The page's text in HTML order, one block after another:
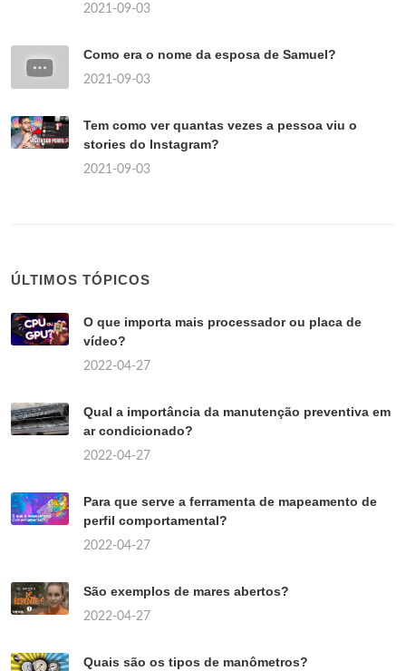
2021-09-03
Como era o nome da esposa de Samuel?
2021-09-03
Tem como ver quantas vezes a pessoa viu o
stories do Instagram?
2021-09-03
ÚLTIMOS TÓPICOS
O que importa mais processador ou placa de
vídeo?
2022-04-27
Qual a importância da manutenção preventiva em
ar condicionado?
2022-04-27
Para que serve a ferramenta de mapeamento de
perfil comportamental?
2022-04-27
São exemplos de mares abertos?
2022-04-27
Quais são os tipos de manômetros?